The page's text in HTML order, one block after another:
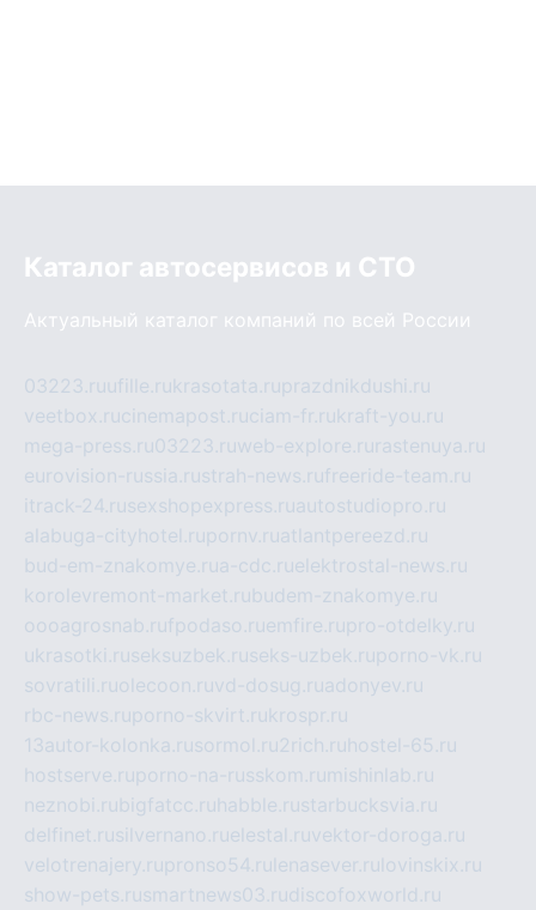
Каталог автосервисов и СТО
Актуальный каталог компаний по всей России
03223.ruufille.rukrasotata.ruprazdnikdushi.ru
veetbox.rucinemapost.ruciam-fr.rukraft-you.ru
mega-press.ru03223.ruweb-explore.ru rastenuya.ru
eurovision-russia.rustrah-news.rufreeride-team.ru
itrack-24.rusexshopexpress.ruautostudiopro.ru
alabuga-cityhotel.rupornv.ruatlantpereezd.ru
bud-em-znakomye.rua-cdc.ruelektrostal-news.ru
korolevremont-market.rubudem-znakomye.ru
oooagrosnab.rufpodaso.ruemfire.rupro-otdelky.ru
ukrasotki.ruseksuzbek.ruseks-uzbek.ruporno-vk.ru
sovratili.ruolecoon.ruvd-dosug.ruadonyev.ru
rbc-news.ruporno-skvirt.rukrospr.ru
13autor-kolonka.rusormol.ru2rich.ru hostel-65.ru
hostserve.ruporno-na-russkom.ru mishinlab.ru
neznobi.rubigfatcc.ru habble.rustarbucksvia.ru
delfinet.rusilvernano.ruelestal.ruvektor-doroga.ru
velotrenajery.rupronso54.ru lenasever.ru lovinskix.ru
show-pets.rusmartnews03.rudiscofoxworld.ru